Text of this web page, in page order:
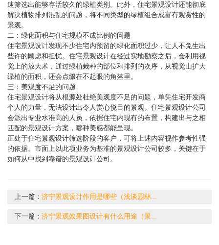
速筛选出能够存活较久的绿植类别。此外，住宅景观设计还能彻底
解决植物排列混乱的问题，将不同类型的绿植组合成富有观赏性的
景观。
二：绿化面积与住宅规模不成比例的问题
住宅景观设计发现不少住宅内预留的绿化面积过少，让人不免生出
些许的顾虑和担忧。住宅景观设计在经过实地勘察之后，会利用视
觉上的放大术，通过绿植栽种的部位和排列的次序，从视觉山扩大
绿植的面积，还会点缀在不起眼的角落里。
三：美观度不足的问题
住宅景观设计将从根源处杜绝美观度不足的问题，单凭住宅开发商
个人的力量，无法设计出令人赏心悦目的景观。住宅景观设计公司
会派出专业水准高的人员，依据住宅内现有的布置，构建出与之相
匹配的景观设计方案，哪种美感都能呈现。
正处于住宅景观设计筛选阶段的客户，可将上述内容视作参考性强
的依据。市面上以此项业务为基准的景观设计公司较多，关键在于
如何从中找到靠谱的景观设计公司。
上一篇：济宁景观设计作用是哪些（浅谈园林...
下一篇：济宁景观效果图设计有什么用途（景...